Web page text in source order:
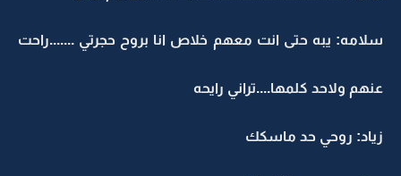
سلامه: يبه حتى انت معهم خلاص انا بروح حجرتي .......راحت
عنهم ولاحد كلمها....تراني رايحه
زياد: روحي حد ماسكك